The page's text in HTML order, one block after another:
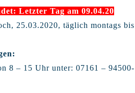
Letzter Tag am 09.04.20
25.03.2020, täglich montags bis
8 – 15 Uhr unter: 07161 –